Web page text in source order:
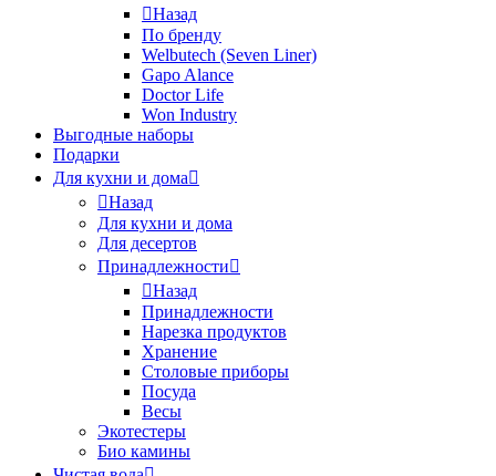
Назад
По бренду
Welbutech (Seven Liner)
Gapo Alance
Doctor Life
Won Industry
Выгодные наборы
Подарки
Для кухни и дома
Назад
Для кухни и дома
Для десертов
Принадлежности
Назад
Принадлежности
Нарезка продуктов
Хранение
Столовые приборы
Посуда
Весы
Экотестеры
Био камины